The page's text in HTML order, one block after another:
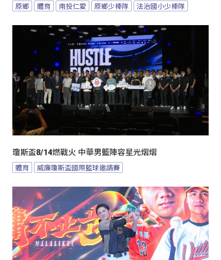
原鄉 體育 南投仁愛 原鄉少棒隊 法治國小少棒隊
瓊斯盃8/14燃戰火 中華男籃陣容星光熠熠
體育 威廉瓊斯盃國際籃球邀請賽